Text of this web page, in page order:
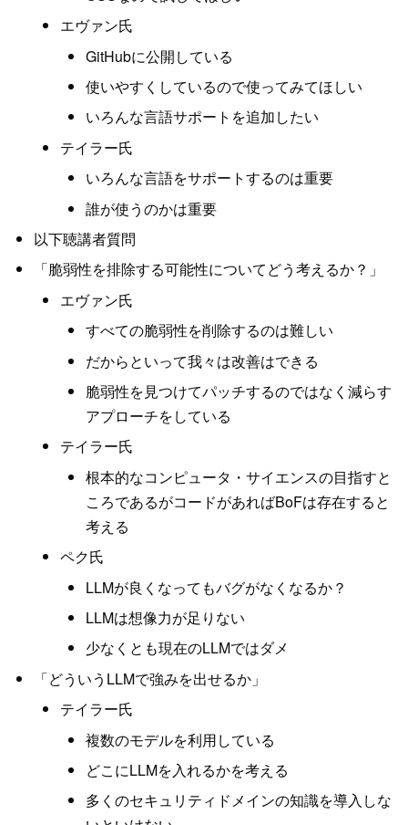
エヴァン氏
GitHubに公開している
使いやすくしているので使ってみてほしい
いろんな言語サポートを追加したい
テイラー氏
いろんな言語をサポートするのは重要
誰が使うのかは重要
以下聴講者質問
「脆弱性を排除する可能性についてどう考えるか？」
エヴァン氏
すべての脆弱性を削除するのは難しい
だからといって我々は改善はできる
脆弱性を見つけてパッチするのではなく減らす
アプローチをしている
テイラー氏
根本的なコンピュータ・サイエンスの目指すと
ころであるがコードがあればBoFは存在すると
考える
ペク氏
LLMが良くなってもバグがなくなるか？
LLMは想像力が足りない
少なくとも現在のLLMではダメ
「どういうLLMで強みを出せるか」
テイラー氏
複数のモデルを利用している
どこにLLMを入れるかを考える
多くのセキュリティドメインの知識を導入しな